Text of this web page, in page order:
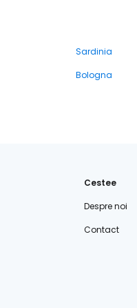
Sardinia
Bologna
Cestee
Despre noi
Contact